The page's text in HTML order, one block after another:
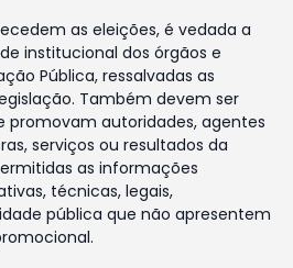
as eleições, é vedada a
institucional dos órgãos e
Pública, ressalvadas as
Também devem ser
promovam autoridades, agentes
serviços ou resultados da
as informações
técnicas, legais,
pública que não apresentem